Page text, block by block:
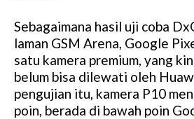
Sebagaimana hasil uji coba
laman GSM Arena, Google
satu kamera premium, yang
belum bisa dilewati oleh
pengujian itu, kamera P10
poin, berada di bawah poin